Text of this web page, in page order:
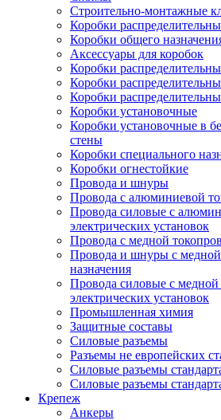
Строительно-монтажные
Коробки
Коробки общего
Аксессуары для коробок
Коробки
Коробки
Коробки
Коробки установочные
Коробки установочные в
стены
Коробки специального
Коробки огнестойкие
Провода и шнуры
Провода с алюминиевой
Провода силовые с
электрических установок
Провода с медной
Провода и шнуры с
назначения
Провода силовые с
электрических установок
Промышленная химия
Защитные составы
Силовые разъемы
Разъемы не европейских
Силовые разъемы
Силовые разъемы
Крепеж
Анкеры